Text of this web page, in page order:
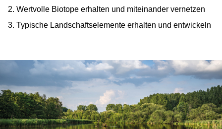
Wertvolle Biotope erhalten und miteinander vernetzen
Typische Landschaftselemente erhalten und entwickeln